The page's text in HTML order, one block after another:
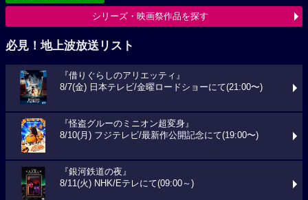
シリーズ・映画祭作品を探す
必見！地上波放送リスト
『借りぐらしのアリエッティ』
8/7(金) 日本テレビ/金曜ロードショーにて(21:00〜)
『怪盗グルーのミニオン超変身』
8/10(月) フジテレビ/最新作公開記念にて(19:00〜)
『銀河鉄道の夜』
8/11(火) NHK/Eテレにて(09:00～)